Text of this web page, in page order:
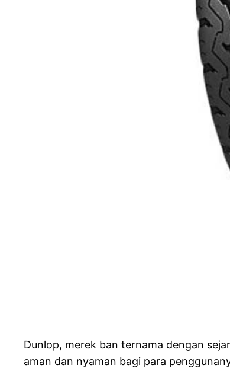
Dunlop, merek ban ternama dengan
aman dan nyaman bagi para